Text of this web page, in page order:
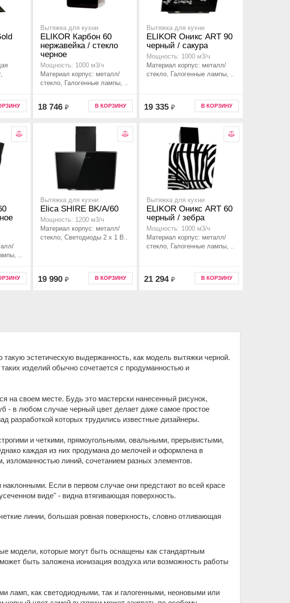
Вытяжка для кухни
ELIKOR Карбон 60
нержавейка / стекло
черное
Мощность: 1000 м3/ч
Материал корпус: металл/
стекло, Галогенные лампы, ..
18 746 ₽ В КОРЗИНУ
Вытяжка для кухни
ELIKOR Оникс ART 90
черный / сакура
Мощность: 1000 м3/ч
Материал корпус: металл/
стекло, Галогенные лампы, ..
19 335 ₽ В КОРЗИНУ
..
Вытяжка для кухни
Elica SHIRE BK/A/60
Мощность: 1200 м3/ч
Материал корпус: металл/
стекло, Светодиоды 2 x 1 В..
19 990 ₽ В КОРЗИНУ
Вытяжка для кухни
ELIKOR Оникс ART 60
черный / зебра
Мощность: 1000 м3/ч
Материал корпус: металл/
стекло, Галогенные лампы, ..
21 294 ₽ В КОРЗИНУ
эстетическую выдержанность, как модель вытяжки черной.
изделий обычно сочетается с продуманностью и
на своем месте. Будь это мастерски нанесенный рисунок,
- в любом случае черный цвет делает даже самое простое
разработкой которых трудились известные дизайнеры.
и четкими, прямоугольными, овальными, прерывистыми,
каждая из них продумана до мелочей и оформлена в
изломанностью линий, сочетанием разных элементов.
Если в первом случае они предстают во всей красе
виде" - видна втягивающая поверхность.
линии, большая ровная поверхность, словно отливающая
модели, которые могут быть оснащены как стандартным
быть заложена ионизация воздуха или возможность работы
ламп, как светодиодными, так и галогенными, неоновыми или